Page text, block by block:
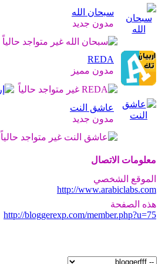
سبحان الله
مدون جديد
REDA
مدون مميز
عاشق النت
مدون جديد
معلومات الاتصال
الموقع الشخصي
http://www.arabiclabs.com
هذه الصفحة
http://bloggerexp.com/member.php?u=75